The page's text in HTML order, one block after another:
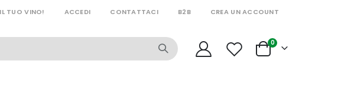
IL TUO VINO! ACCEDI CONTATTACI B2B CREA UN ACCOUNT
Cart
0articoli